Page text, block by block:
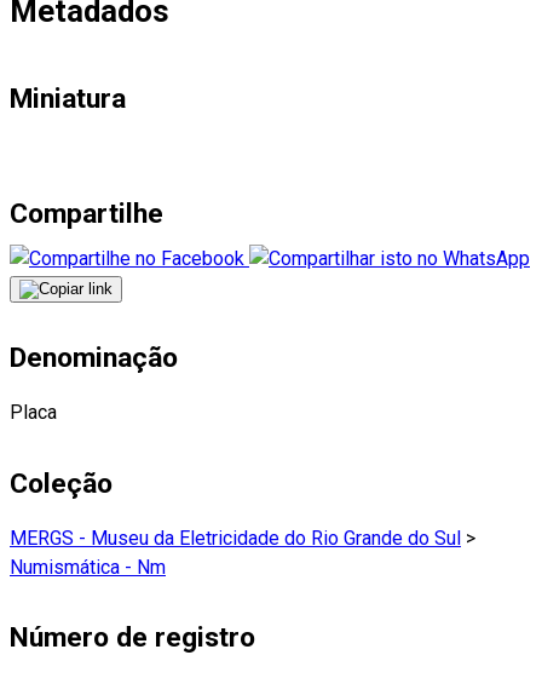
Metadados
Miniatura
Compartilhe
Denominação
Placa
Coleção
MERGS - Museu da Eletricidade do Rio Grande do Sul >
Numismática - Nm
Número de registro